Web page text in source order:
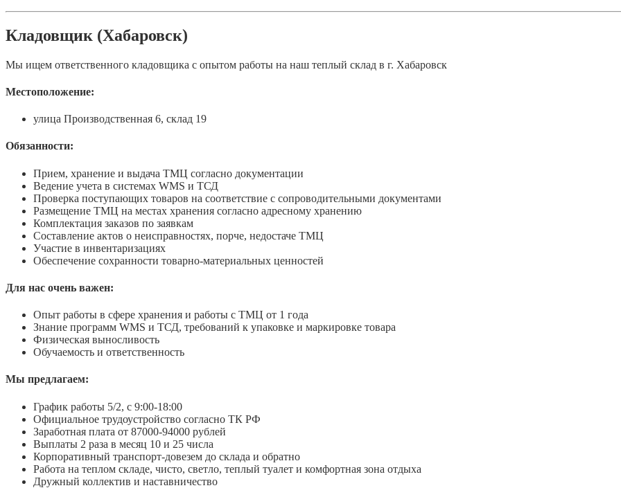
Кладовщик (Хабаровск)
Мы ищем ответственного кладовщика с опытом работы на наш теплый склад в г. Хабаровск
Местоположение:
улица Производственная 6, склад 19
Обязанности:
Прием, хранение и выдача ТМЦ согласно документации
Ведение учета в системах WMS и ТСД
Проверка поступающих товаров на соответствие с сопроводительными документами
Размещение ТМЦ на местах хранения согласно адресному хранению
Комплектация заказов по заявкам
Составление актов о неисправностях, порче, недостаче ТМЦ
Участие в инвентаризациях
Обеспечение сохранности товарно-материальных ценностей
Для нас очень важен:
Опыт работы в сфере хранения и работы с ТМЦ от 1 года
Знание программ WMS и ТСД, требований к упаковке и маркировке товара
Физическая выносливость
Обучаемость и ответственность
Мы предлагаем:
График работы 5/2, с 9:00-18:00
Официальное трудоустройство согласно ТК РФ
Заработная плата от 87000-94000 рублей
Выплаты 2 раза в месяц 10 и 25 числа
Корпоративный транспорт-довезем до склада и обратно
Работа на теплом складе, чисто, светло, теплый туалет и комфортная зона отдыха
Дружный коллектив и наставничество